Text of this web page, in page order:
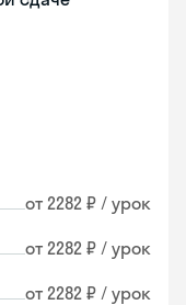
от 2282 ₽ / урок
от 2282 ₽ / урок
от 2282 ₽ / урок